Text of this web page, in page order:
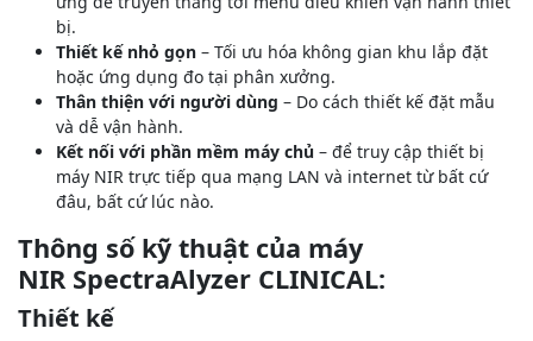
bị.
Thiết kế nhỏ gọn – Tối ưu hóa không gian khu lắp đặt
hoặc ứng dụng đo tại phân xưởng.
Thân thiện với người dùng – Do cách thiết kế đặt mẫu
và dễ vận hành.
Kết nối với phần mềm máy chủ – để truy cập thiết bị
máy NIR trực tiếp qua mạng LAN và internet từ bất cứ
đâu, bất cứ lúc nào.
Thông số kỹ thuật của máy
NIR SpectraAlyzer CLINICAL:
Thiết kế